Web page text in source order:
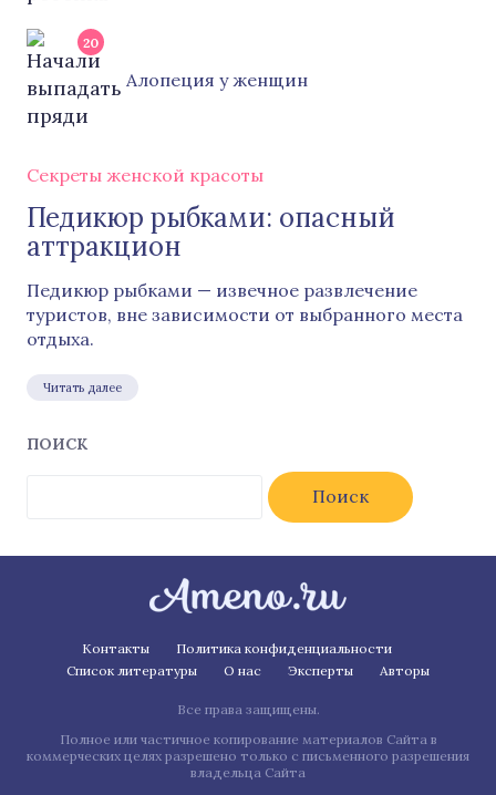
20
Алопеция у женщин
Секреты женской красоты
Педикюр рыбками: опасный
аттракцион
Педикюр рыбками — извечное развлечение
туристов, вне зависимости от выбранного места
отдыха.
Читать далее
ПОИСК
Контакты
Политика конфиденциальности
Список литературы
О нас Эксперты Авторы
Все права защищены.
Полное или частичное копирование материалов Сайта в
коммерческих целях разрешено только с письменного разрешения
владельца Сайта